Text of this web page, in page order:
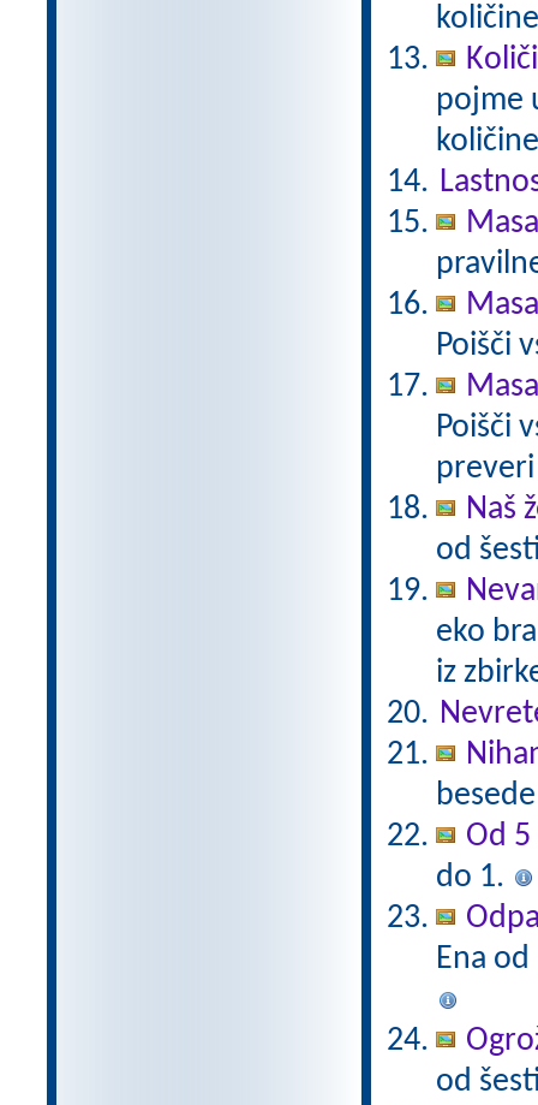
pojme
Poišči
Poišči
Naš
od
eko
iz
Od
do 1.
Ena
od